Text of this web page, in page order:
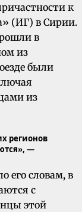
к
(ИГ) в Сирии.
в
из
были
из
регионов
—
его словам, в
с
этой